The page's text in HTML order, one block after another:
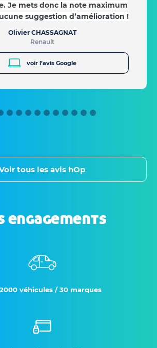
Je mets donc la note maximum
suggestion d’amélioration !
Olivier CHASSAGNAT
Renault
voir l’avis Google
tous les avis hOp
engagements
véhicules / 30 marques